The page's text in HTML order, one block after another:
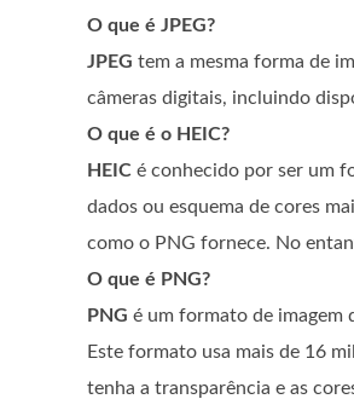
O que é JPEG?
JPEG tem a mesma forma de
câmeras digitais, incluindo
O que é o HEIC?
HEIC é conhecido por ser um
dados ou esquema de cores
como o PNG fornece. No
O que é PNG?
PNG é um formato de imagem
Este formato usa mais de 16
tenha a transparência e as